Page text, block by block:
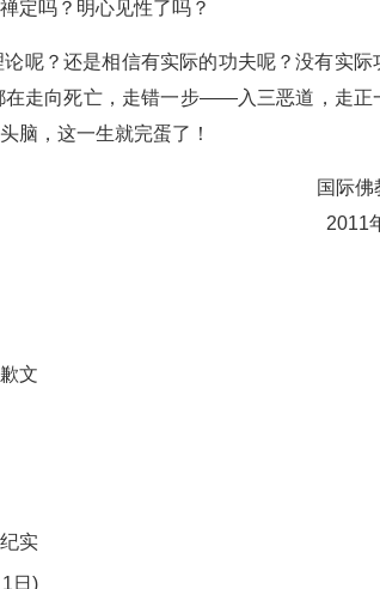
定吗？明心见性了吗？
呢？还是相信有实际的功夫呢？没有实际
在走向死亡，走错一步——入三恶道，走
脑，这一生就完蛋了！
国际佛
2011
文
实
日)